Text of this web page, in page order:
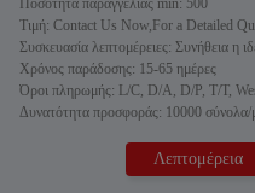
Ποσότητα παραγγελίας min: 500
Τιμή: Contact Us Now,For a Detailed
Χρόνος παράδοσης: 15-65 ημέρες
Όροι πληρωμής: L/C, D/A, D/P, T/T,
Δυνατότητα προσφοράς: 10000 σύνολα/
Λεπτομέρεια